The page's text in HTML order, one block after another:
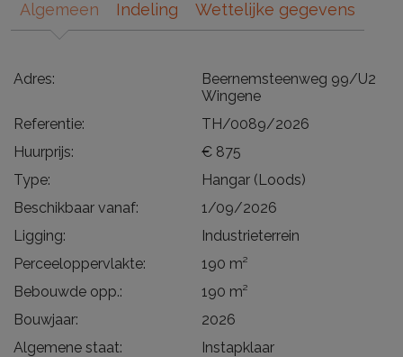
Algemeen Indeling Wettelijke gegevens
Adres:
Beernemsteenweg 99/U2
Wingene
Referentie:
TH/0089/2026
Huurprijs:
€ 875
Type:
Hangar (Loods)
Beschikbaar vanaf:
1/09/2026
Ligging:
Industrieterrein
Perceeloppervlakte:
190 m²
Bebouwde opp.:
190 m²
Bouwjaar:
2026
Algemene staat:
Instapklaar